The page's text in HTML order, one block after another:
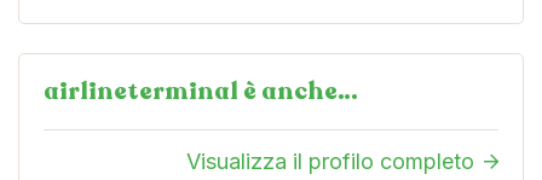
airlineterminal è anche…
Visualizza il profilo completo